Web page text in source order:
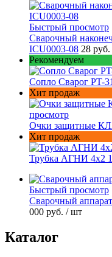
Быстрый просмотр
Сварочный
ICU0003-08 28 руб.
Рекомендуем
Сопло Сварог PT-
Хит продаж
просмотр
Очки защитные
Хит продаж
Трубка АГНИ 4х2
Быстрый просмотр
Сварочный
000 руб. / шт
Каталог